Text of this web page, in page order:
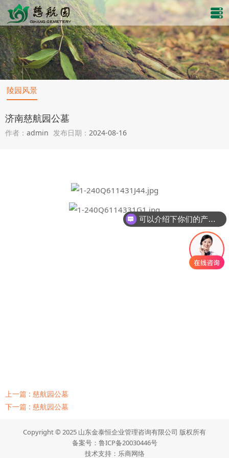
陵园风景
济南慈航园公墓
作者： admin 发布日期： 2024-08-16
上一篇 : 慈航园公墓
下一篇 : 慈航园公墓
Copyright © 2025 山东金泰恒企业管理咨询有限公司 版权所有
备案号： 鲁ICP备20030446号
技术支持： 乐商网络
可以介绍下你们的产品么